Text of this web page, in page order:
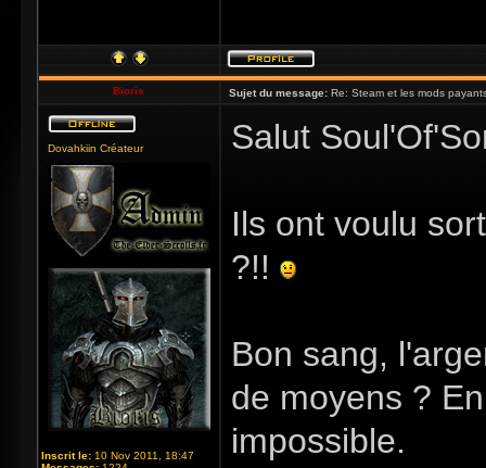
Bioris Sujet du message: Re: Steam et les mods
Dovahkiin Créateur
Inscrit le: 10 Nov 2011, 18:47
Salut
Ils ont voulu
?!!
Bon sang,
de moyens ?
impossible.